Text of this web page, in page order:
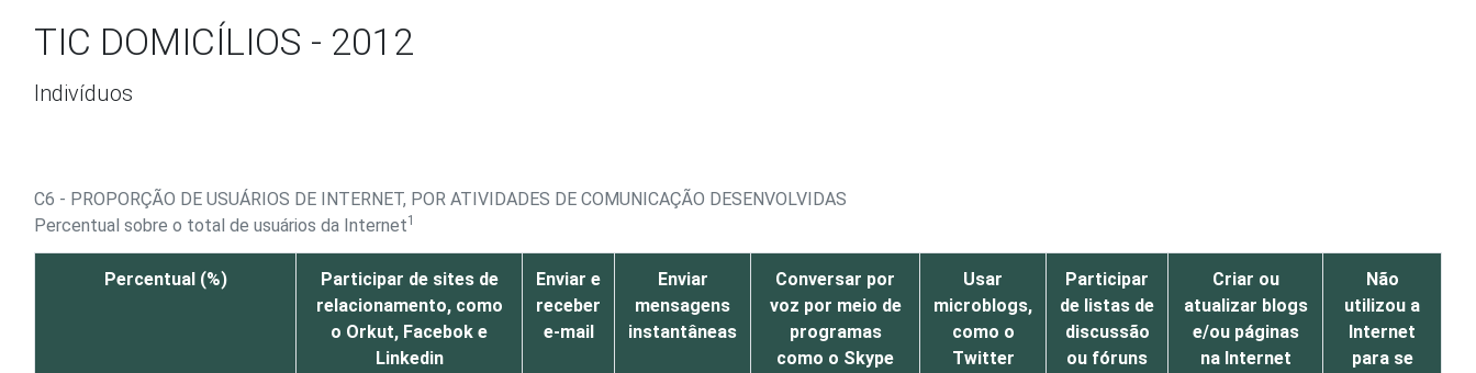
TIC DOMICÍLIOS - 2012
Indivíduos
C6 - PROPORÇÃO DE USUÁRIOS DE INTERNET, POR ATIVIDADES DE COMUNICAÇÃO DESENVOLVIDAS
Percentual sobre o total de usuários da Internet1
Percentual (%)
Participar de sites de
relacionamento, como
o Orkut, Facebok e
Linkedin
Enviar e
receber
e-mail
Enviar
mensagens
instantâneas
Conversar por
voz por meio de
programas
como o Skype
Usar
microblogs,
como o
Twitter
Participar
de listas de
discussão
ou fóruns
Criar ou
atualizar blogs
e/ou páginas
na Internet
Não
utilizou a
Internet
para se